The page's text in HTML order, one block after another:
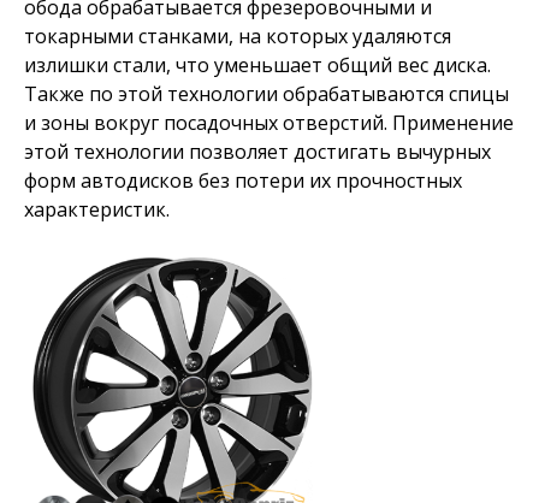
обода обрабатывается фрезеровочными и
токарными станками, на которых удаляются
излишки стали, что уменьшает общий вес диска.
Также по этой технологии обрабатываются спицы
и зоны вокруг посадочных отверстий. Применение
этой технологии позволяет достигать вычурных
форм автодисков без потери их прочностных
характеристик.